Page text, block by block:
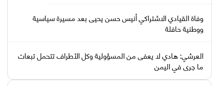
وفاة القيادي الاشتراكي أنيس حسن يحيى بعد مسيرة سياسية
ووطنية حافلة
العرشي: هادي لا يعفى من المسؤولية وكل الأطراف تتحمل تبعات
ما جرى في اليمن